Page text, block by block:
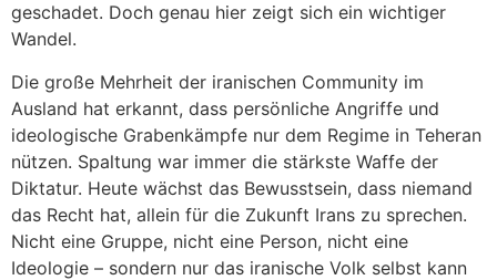
geschadet. Doch genau hier zeigt sich ein wichtiger
Wandel.
Die große Mehrheit der iranischen Community im
Ausland hat erkannt, dass persönliche Angriffe und
ideologische Grabenkämpfe nur dem Regime in Teheran
nützen. Spaltung war immer die stärkste Waffe der
Diktatur. Heute wächst das Bewusstsein, dass niemand
das Recht hat, allein für die Zukunft Irans zu sprechen.
Nicht eine Gruppe, nicht eine Person, nicht eine
Ideologie – sondern nur das iranische Volk selbst kann